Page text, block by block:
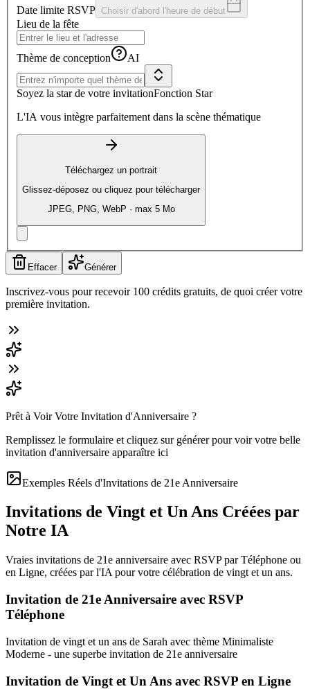
Date limite RSVP Choisir d'abord l'heure de début
Lieu de la fête
Thème de conception AI
Soyez la star de votre invitationFonction Star
L'IA vous intègre parfaitement dans la scène thématique
Téléchargez un portrait
Glissez-déposez ou cliquez pour télécharger
JPEG, PNG, WebP · max 5 Mo
Effacer Générer
Inscrivez-vous pour recevoir 100 crédits gratuits, de quoi créer votre
première invitation.
Prêt à Voir Votre Invitation d'Anniversaire ?
Remplissez le formulaire et cliquez sur générer pour voir votre belle
invitation d'anniversaire apparaître ici
Exemples Réels d'Invitations de 21e Anniversaire
Invitations de Vingt et Un Ans Créées par
Notre IA
Vraies invitations de 21e anniversaire avec RSVP par Téléphone ou
en Ligne, créées par l'IA pour votre célébration de vingt et un ans.
Invitation de 21e Anniversaire avec RSVP
Téléphone
Invitation de vingt et un ans de Sarah avec thème Minimaliste
Moderne - une superbe invitation de 21e anniversaire
Invitation de Vingt et Un Ans avec RSVP en Ligne